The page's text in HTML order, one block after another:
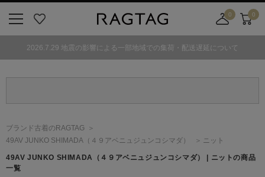
気
0
舗
カ
0
2026.7.29 地震の影響による一部地域での集荷・配送遅延について
ブランド古着のRAGTAG
49AV JUNKO SHIMADA （４９アベニュジュンコシマダ） ニット
49AV JUNKO SHIMADA （４９アベニュジュンコシマダ）
| ニットの商品
一覧